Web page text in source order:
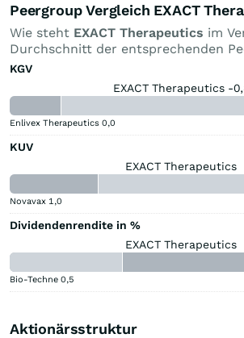
Peergroup Vergleich EXACT
Wie steht EXACT Therapeutics im
Durchschnitt der entsprechenden
KGV
EXACT Therapeutics -
Enlivex Therapeutics 0,0
KUV
EXACT Therapeutics
Novavax 1,0
Dividendenrendite in %
EXACT Therapeutics
Bio-Techne 0,5
Aktionärsstruktur